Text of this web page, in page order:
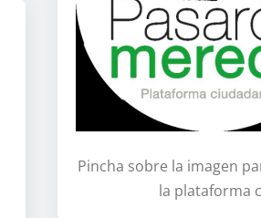
Pincha sobre la imagen
la plataforma